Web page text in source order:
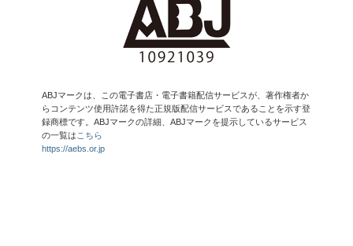
ABJマークは、この電子書店・電子書籍配信サービスが、著作権者か
らコンテンツ使用許諾を得た正規版配信サービスであることを示す登
録商標です。ABJマークの詳細、ABJマークを提示しているサービス
の一覧は こちら
https://aebs.or.jp